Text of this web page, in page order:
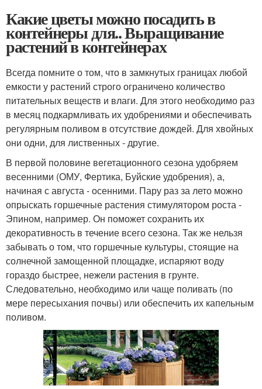
Какие цветы можно посадить в
контейнеры для.. Выращивание
растений в контейнерах
Всегда помните о том, что в замкнутых границах любой
емкости у растений строго ограничено количество
питательных веществ и влаги. Для этого необходимо раз
в месяц подкармливать их удобрениями и обеспечивать
регулярным поливом в отсутствие дождей. Для хвойных
они одни, для лиственных - другие.
В первой половине вегетационного сезона удобряем
весенними (ОМУ, Фертика, Буйские удобрения), а,
начиная с августа - осенними. Пару раз за лето можно
опрыскать горшечные растения стимулятором роста -
Эпином, например. Он поможет сохранить их
декоративность в течение всего сезона. Так же нельзя
забывать о том, что горшечные культуры, стоящие на
солнечной замощенной площадке, испаряют воду
гораздо быстрее, нежели растения в грунте.
Следовательно, необходимо или чаще поливать (по
мере пересыхания почвы) или обеспечить их капельным
поливом.